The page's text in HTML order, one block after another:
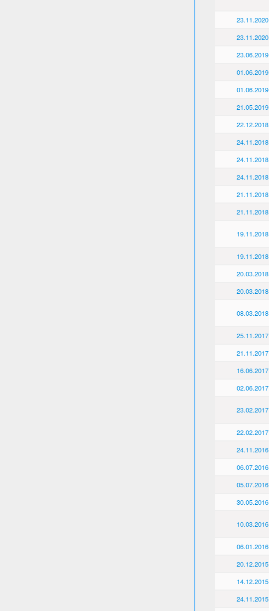
23.11.2020
23.11.2020
23.06.2019
01.06.2019
01.06.2019
21.05.2019
22.12.2018
24.11.2018
24.11.2018
24.11.2018
21.11.2018
21.11.2018
19.11.2018
19.11.2018
20.03.2018
20.03.2018
08.03.2018
25.11.2017
21.11.2017
16.06.2017
02.06.2017
23.02.2017
22.02.2017
24.11.2016
06.07.2016
05.07.2016
30.05.2016
10.03.2016
06.01.2016
20.12.2015
14.12.2015
24.11.2015